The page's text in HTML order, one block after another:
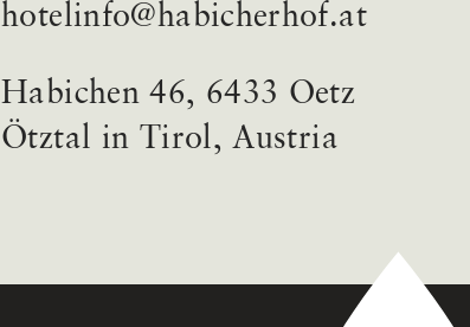
hotelinfo@habicherhof.at
Habichen 46, 6433 Oetz
Ötztal in Tirol, Austria